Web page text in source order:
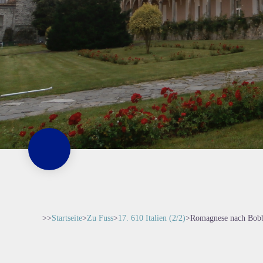
>>Startseite>Zu Fuss>17. 610 Italien (2/2)>Romagnese nach